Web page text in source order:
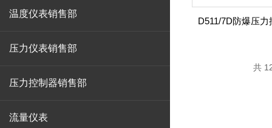
温度仪表销售部
压力仪表销售部
压力控制器销售部
流量仪表
共